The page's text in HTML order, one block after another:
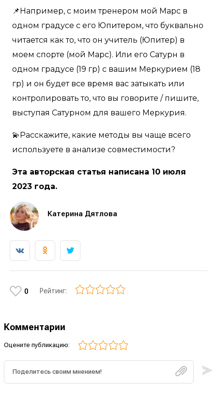
📌Например, с моим тренером мой Марс в
одном градусе с его Юпитером, что буквально
читается как то, что он учитель (Юпитер) в
моем спорте (мой Марс). Или его Сатурн в
одном градусе (19 гр) с вашим Меркурием (18
гр) и он будет все время вас затыкать или
контролировать то, что вы говорите / пишите,
выступая Сатурном для вашего Меркурия.
💫Расскажите, какие методы вы чаще всего
используете в анализе совместимости?
Эта авторская статья написана 10 июля
2023 года.
Катерина Дятлова
0 Рейтинг:
Комментарии
Оцените публикацию: